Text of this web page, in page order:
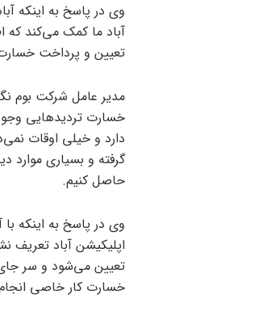
وی در پاسخ به اینکه
آباد ما کمک می‌کند که
تعیین و پرداخت
مدیر عامل شرکت بوم
خسارت تردید‌هایی
دارد و خیلی اوقات
گرفته و بسیاری موارد
حاصل کنیم.
وی در پاسخ به اینکه
اپلیکیشن آباد تعریف
تعیین می‌شود و سر جای
خسارت کار خاصی